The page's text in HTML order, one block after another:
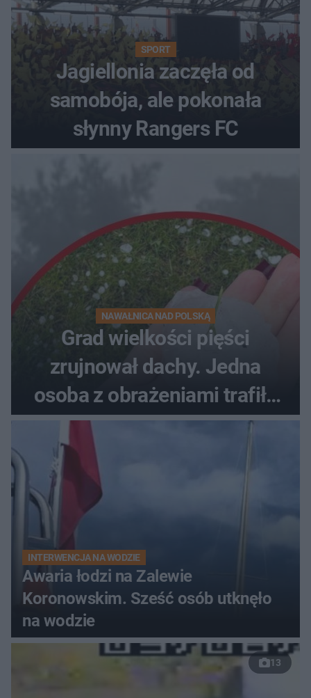
SPORT
Jagiellonia zaczęła od
samobója, ale pokonała
słynny Rangers FC
NAWAŁNICA NAD POLSKĄ
Grad wielkości pięści
zrujnował dachy. Jedna
osoba z obrażeniami trafiła
do szpitala
INTERWENCJA NA WODZIE
Awaria łodzi na Zalewie
Koronowskim. Sześć osób utknęło
na wodzie
13